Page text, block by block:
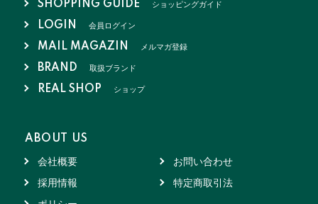
SHOPPING GUIDE ショッピングガイド
LOGIN 会員ログイン
MAIL MAGAZIN メルマガ登録
BRAND 取扱ブランド
REAL SHOP ショップ
ABOUT US
会社概要
お問い合わせ
採用情報
特定商取引法